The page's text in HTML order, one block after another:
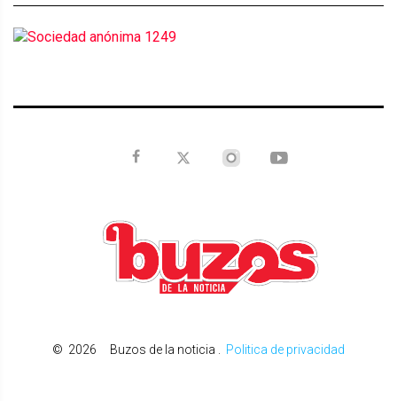
© 2026 Buzos de la noticia Politica de privacidad